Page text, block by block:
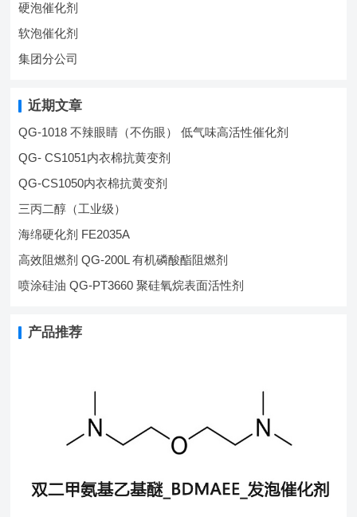
硬泡催化剂
软泡催化剂
集团分公司
近期文章
QG-1018 不辣眼睛（不伤眼） 低气味高活性催化剂
QG- CS1051内衣棉抗黄变剂
QG-CS1050内衣棉抗黄变剂
三丙二醇（工业级）
海绵硬化剂 FE2035A
高效阻燃剂 QG-200L 有机磷酸酯阻燃剂
喷涂硅油 QG-PT3660 聚硅氧烷表面活性剂
产品推荐